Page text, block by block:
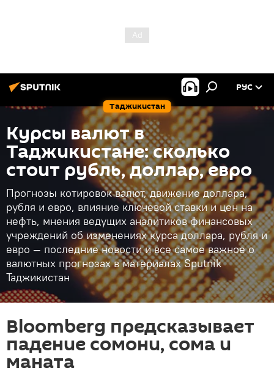
Таджикистан
РУС
Курсы валют в
Таджикистане: сколько
стоит рубль, доллар, евро
Прогнозы котировок валют, движение доллара,
рубля и евро, влияние ключевой ставки и цен на
нефть, мнения ведущих аналитиков финансовых
учреждений об изменениях курса доллара, рубля и
евро — последние новости и все самое важное о
валютных прогнозах в материалах Sputnik
Таджикистан
Bloomberg предсказывает
падение сомони, сома и
маната